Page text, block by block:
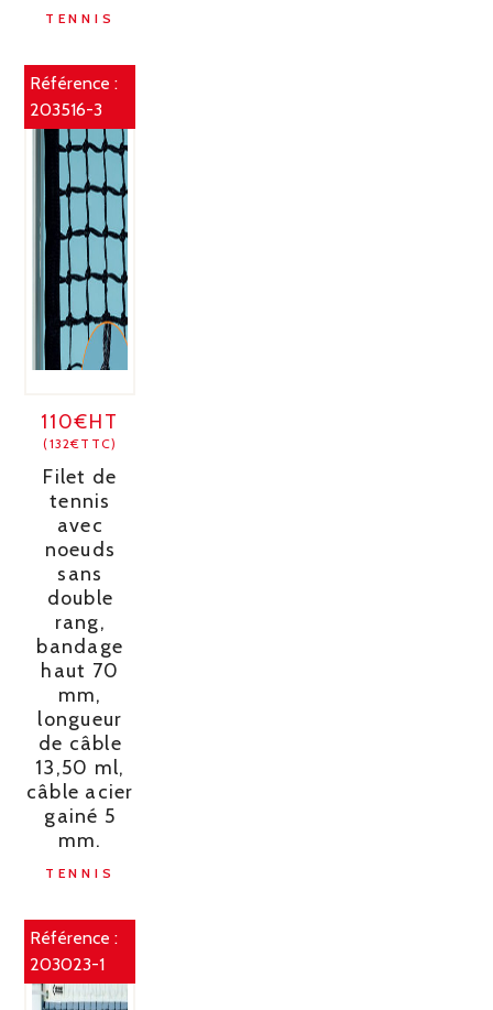
TENNIS
Référence :
203516-3
110€HT
(132€TTC)
Filet de
tennis
avec
noeuds
sans
double
rang,
bandage
haut 70
mm,
longueur
de câble
13,50 ml,
câble acier
gainé 5
mm.
TENNIS
Référence :
203023-1